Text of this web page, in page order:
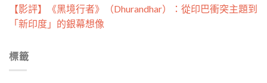
【影評】《黑境行者》（Dhurandhar）：從印巴衝突主題到
「新印度」的銀幕想像
標籤